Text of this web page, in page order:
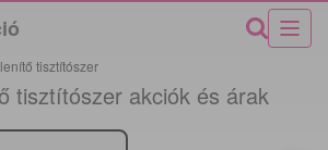
tisztítószer
tisztítószer akciók és árak